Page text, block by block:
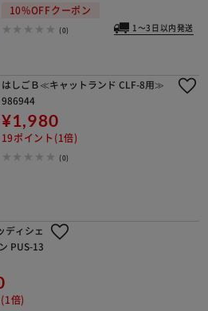
10%OFFクーポン
(0) 1～3日以内発送
はしごＢ≪キャットランド CLF-8用≫
986944
¥1,980
19ポイント(1倍)
(0)
キャットウッディシェルフ ブラウン P
US-130
77ポイント(1倍)